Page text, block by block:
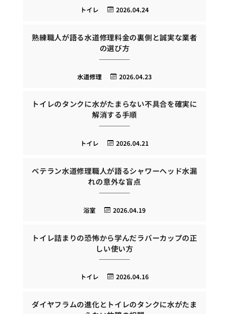
2026.04.24
トイレ
熟練職人が語る水道修理料金の裏側と誠実な業者
の選び方
2026.04.23
水道修理
トイレのタンクに水がたまらない不具合を確実に
解消する手順
2026.04.21
トイレ
ベテラン水道修理職人が語るシャワーヘッド水漏
れの意外な盲点
2026.04.19
浴室
トイレ詰まりの恐怖から学んだラバーカップの正
しい使い方
2026.04.16
トイレ
ダイヤフラムの進化とトイレのタンクに水がたま